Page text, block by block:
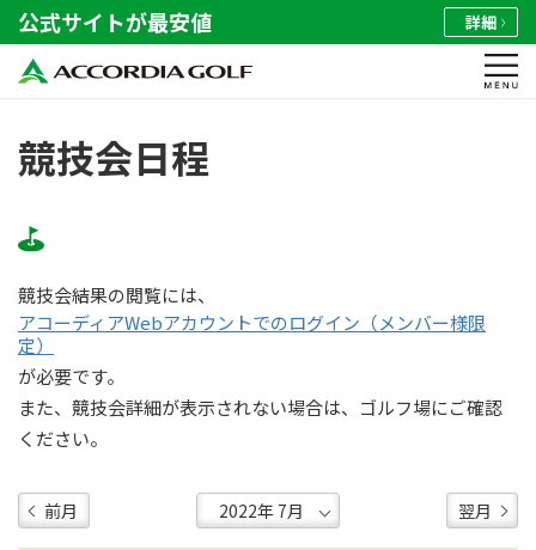
公式サイトが最安値 詳細
競技会日程
競技会結果の閲覧には、
アコーディアWebアカウントでのログイン（メンバー様限
定）
が必要です。
また、競技会詳細が表示されない場合は、ゴルフ場にご確認
ください。
前月 翌月